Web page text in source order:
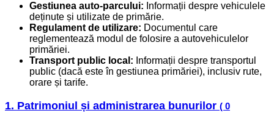
Gestiunea auto-parcului: Informații despre vehiculele
deținute și utilizate de primărie.
Regulament de utilizare: Documentul care
reglementează modul de folosire a autovehiculelor
primăriei.
Transport public local: Informații despre transportul
public (dacă este în gestiunea primăriei), inclusiv rute,
orare și tarife.
1. Patrimoniul și administrarea bunurilor ( 0